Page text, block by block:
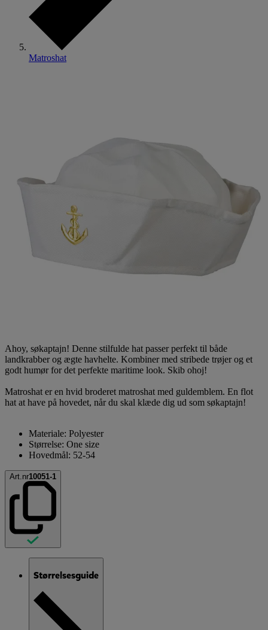
Matroshat
Ahoy, søkaptajn! Denne stilfulde hat passer perfekt til både
landkrabber og ægte havhelte. Kombiner med stribede trøjer og et
godt humør for det perfekte maritime look. Skib ohoj!
Matroshat er en hvid broderet matroshat med guldemblem. En flot
hat at have på hovedet, når du skal klæde dig ud som søkaptajn!
Materiale: Polyester
Størrelse: One size
Hovedmål: 52-54
Art.nr10051-1
Størrelsesguide